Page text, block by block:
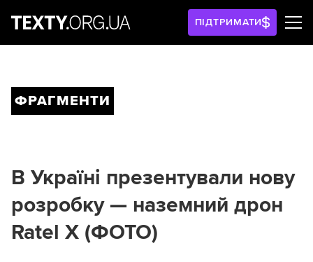
ПІДТРИМАТИ
ФРАГМЕНТИ
В Україні презентували нову
розробку — наземний дрон
Ratel X (ФОТО)